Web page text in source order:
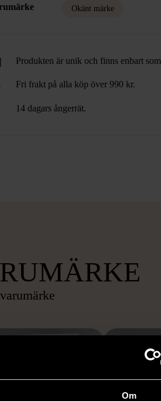
Om
Okänt märke
Produkten är unik och finns enbart
Fri frakt på alla köp över 990 kr.
14 dagars ångerrät.